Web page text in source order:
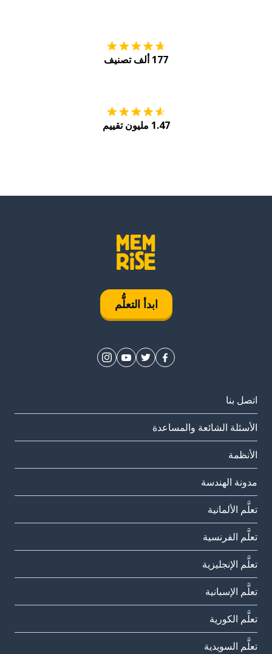
177 ألف تصنيف
1.47 مليون تقييم
ابدأ التعلُّم
اتصل بنا
الأسئلة الشائعة والمساعدة
الأنظمة
مدونة الهندسة
تعلَّم الألمانية
تعلَّم الفرنسية
تعلَّم الإنجليزية
تعلَّم الإسبانية
تعلَّم الكورية
تعلَّم السويدية